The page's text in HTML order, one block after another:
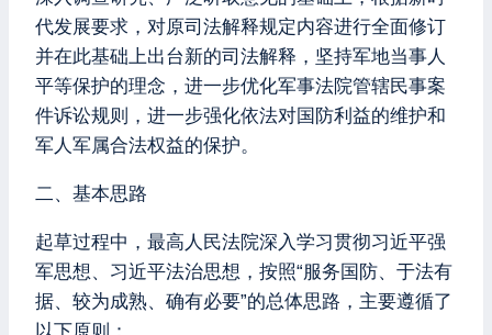
代发展要求，对原司法解释规定内容进行全面修订
并在此基础上出台新的司法解释，坚持军地当事人
平等保护的理念，进一步优化军事法院管辖民事案
件诉讼规则，进一步强化依法对国防利益的维护和
军人军属合法权益的保护。
二、基本思路
起草过程中，最高人民法院深入学习贯彻习近平强
军思想、习近平法治思想，按照“服务国防、于法有
据、较为成熟、确有必要”的总体思路，主要遵循了
以下原则：